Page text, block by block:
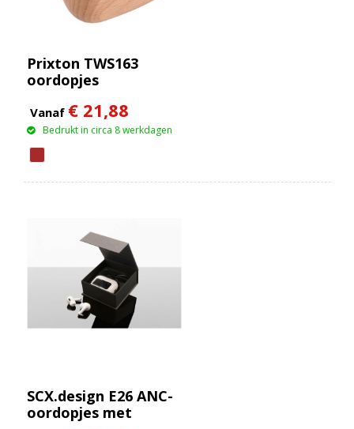
Prixton TWS163
oordopjes
Vanaf € 21,88
Bedrukt in circa 8 werkdagen
SCX.design E26 ANC-
oordopjes met